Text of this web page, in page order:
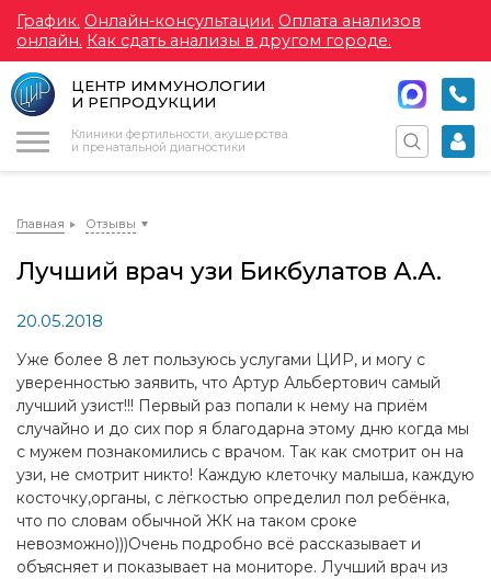
График. Онлайн-консультации. Оплата анализов
онлайн. Как сдать анализы в другом городе.
ЦЕНТР ИММУНОЛОГИИ
И РЕПРОДУКЦИИ
Клиники фертильности, акушерства
и пренатальной диагностики
Главная Отзывы
Лучший врач узи Бикбулатов А.А.
20.05.2018
Уже более 8 лет пользуюсь услугами ЦИР, и могу с
уверенностью заявить, что Артур Альбертович самый
лучший узист!!! Первый раз попали к нему на приём
случайно и до сих пор я благодарна этому дню когда мы
с мужем познакомились с врачом. Так как смотрит он на
узи, не смотрит никто! Каждую клеточку малыша, каждую
косточку,органы, с лёгкостью определил пол ребёнка,
что по словам обычной ЖК на таком сроке
невозможно)))Очень подробно всё рассказывает и
объясняет и показывает на мониторе. Лучший врач из